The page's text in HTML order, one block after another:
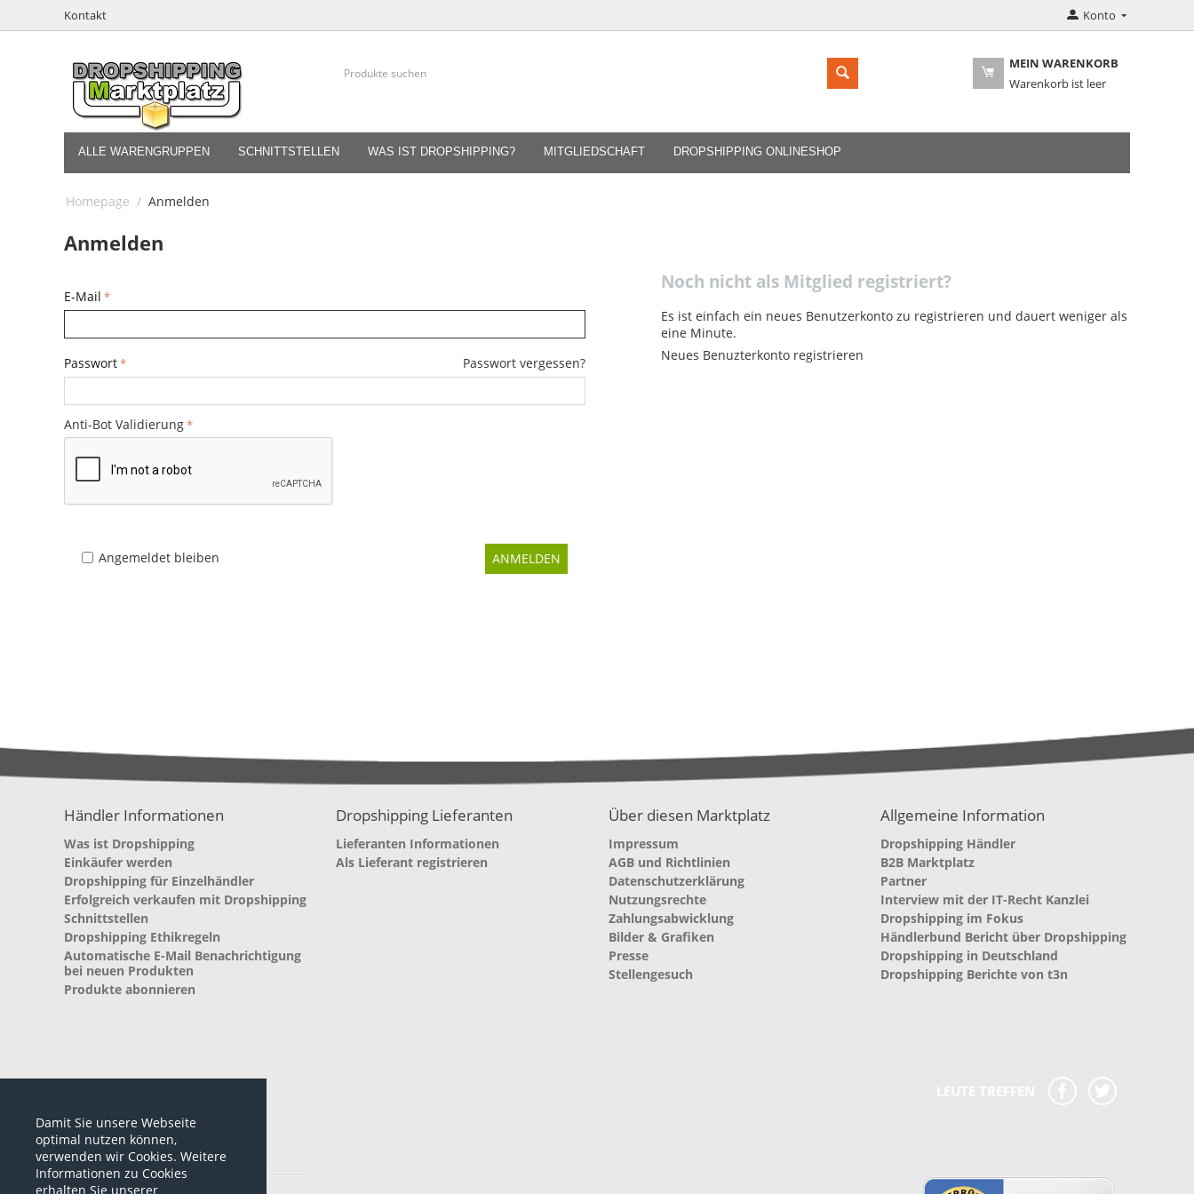
Kontakt Konto
MEIN WARENKORB
Warenkorb ist leer
ALLE WARENGRUPPEN SCHNITTSTELLEN WAS IST DROPSHIPPING? MITGLIEDSCHAFT DROPSHIPPING ONLINESHOP
Homepage / Anmelden
Anmelden
E-Mail
Passwort Passwort vergessen?
Anti-Bot Validierung
ANMELDEN
Angemeldet bleiben
Noch nicht als Mitglied registriert?
Es ist einfach ein neues Benutzerkonto zu registrieren und dauert weniger als
eine Minute.
Neues Benuzterkonto registrieren
Händler Informationen
Was ist Dropshipping
Einkäufer werden
Dropshipping für Einzelhändler
Erfolgreich verkaufen mit Dropshipping
Schnittstellen
Dropshipping Ethikregeln
Automatische E-Mail Benachrichtigung
bei neuen Produkten
Produkte abonnieren
Dropshipping Lieferanten
Lieferanten Informationen
Als Lieferant registrieren
Über diesen Marktplatz
Impressum
AGB und Richtlinien
Datenschutzerklärung
Nutzungsrechte
Zahlungsabwicklung
Bilder & Grafiken
Presse
Stellengesuch
Allgemeine Information
Dropshipping Händler
B2B Marktplatz
Partner
Interview mit der IT-Recht Kanzlei
Dropshipping im Fokus
Händlerbund Bericht über Dropshipping
Dropshipping in Deutschland
Dropshipping Berichte von t3n
*alle Preise sind netto Preise
Damit Sie unsere Webseite
optimal nutzen können,
verwenden wir Cookies. Weitere
Informationen zu Cookies
erhalten Sie unserer